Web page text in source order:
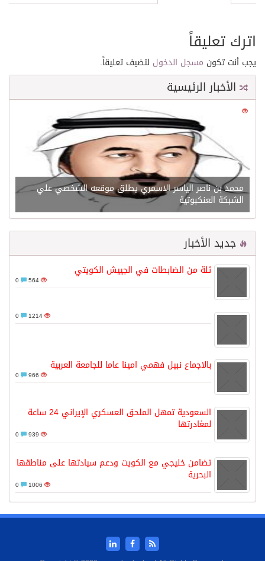
اترك تعليقاً
يجب أنت تكون مسجل الدخول لتضيف تعليقاً.
الأخبار الرئيسية
21537
محمد بن ناصر الياسر الاسمري يطلق موقعه الشخصي علي
الشبكة العنكبوتية
جديد الأخبار
ثلة من الضابطات في الجييش الكويتي
564
1214
بالاجماع نبيل فهمي امينا عاما للجامعة العربية
966
السعودية تمهل الملحق العسكري الإيراني 24 ساعة
لمغادرتها
939
تضامن خليجي مع الكويت ودعم سيادتها على مناطقها
البحرية
1006